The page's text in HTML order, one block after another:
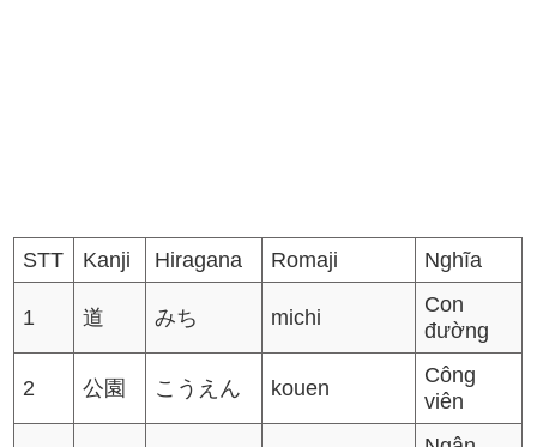
STT Kanji Hiragana Romaji Nghĩa
1 道 みち michi
Con
đường
2 公園 こうえん kouen
Công
viên